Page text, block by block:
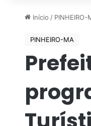
Início / PINHEIRO-
PINHEIRO-MA